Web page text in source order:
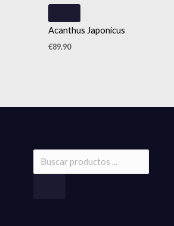
Acanthus Japonicus
€89.90